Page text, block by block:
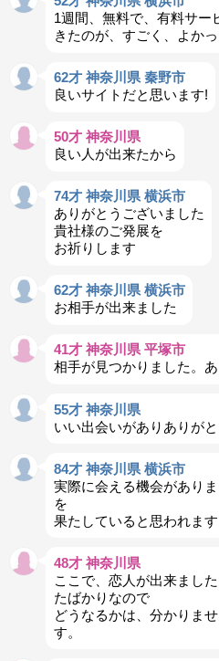
1週間、無料で、有料サー
きたのが、すごく、よかっ
62才 神奈川県 秦野市
良いサイトだと思います!
50才 神奈川県
良い人が出来たから
74才 神奈川県 横浜市
ありがとうございました
貴社様のご発展を
お祈りします
62才 神奈川県 横浜市
お相手が出来ました
41才 神奈川県 平塚市
相手が見つかりました。
55才 神奈川県
いい出会いがありありがと
84才 神奈川県 横浜市
実際に会える機会があり
を
果たしていると思われます
48才 神奈川県
ここで、恋人が出来まし
たばかりなので
どうなるかは、分かりま
す。